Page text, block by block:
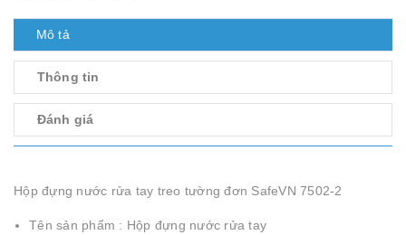
Mô tả
Thông tin
Đánh giá
Hộp đựng nước rửa tay treo tường đơn SafeVN 7502-2
Tên sản phẩm : Hộp đựng nước rửa tay